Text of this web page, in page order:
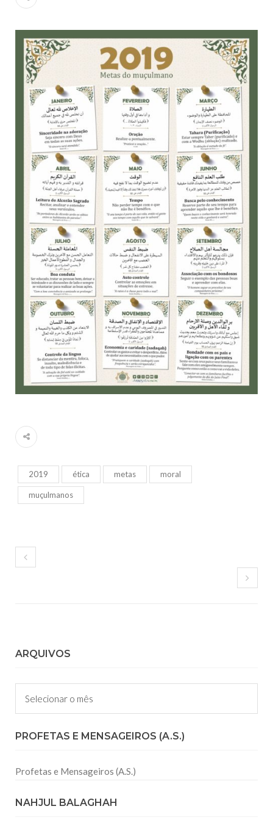
todos os irmãos e irmãs um novo
10 DE NOVEMBRO DE 2013
Falecimento do Imam Ali Ibn Al-Hussein
(A.S.)
Em nome de Deus, o Clemente, o Misericordioso! Diante da
data em que relembramos o martírio do quarto Imam dos
muçulmanos, o Imam Ali Ibn Al-Hussein Ibn Ali Ibn Abi Táleb
(A.S.), conhecido por “Zein Al-Ábidin” (Formosura
NOTÍCIAS
3 DE JULHO DE 2014
Centro Islâmico no Brasil recebe o ex-
ministro das Relações Exteriores da
República Islâmica do Irã
Na noite da quinta-feira, 03 de Abril, o Centro Islâmico no
Brasil recebeu em sua sede, em São Paulo, o ex-ministro das
Relações Exteriores da República Islâmica do Irã, Sr. Kamal
Kharrazi, que encontra-se visitando
2019 ética metas moral
muçulmanos
ARQUIVOS
Arquivos
PROFETAS E MENSAGEIROS (A.S.)
Profetas e Mensageiros (A.S.)
NAHJUL BALAGHAH